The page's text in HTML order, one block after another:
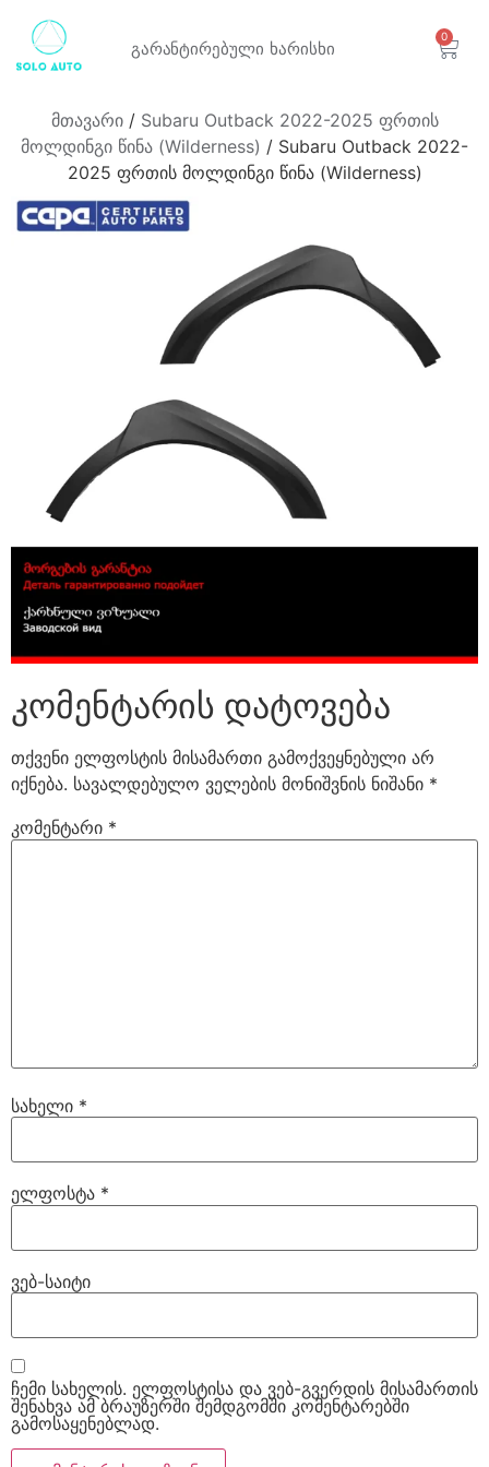
გარანტირებული ხარისხი
0
მთავარი/ Subaru Outback 2022-2025 ფრთის
მოლდინგი წინა (Wilderness) / Subaru Outback 2022-
2025 ფრთის მოლდინგი წინა (Wilderness)
კომენტარის დატოვება
თქვენი ელფოსტის მისამართი გამოქვეყნებული არ
იქნება. სავალდებულო ველების მონიშვნის ნიშანი *
კომენტარი *
სახელი *
ელფოსტა *
ვებ-საიტი
ჩემი სახელის. ელფოსტისა და ვებ-გვერდის მისამართის
შენახვა ამ ბრაუზერში შემდგომში კომენტარებში
გამოსაყენებლად.